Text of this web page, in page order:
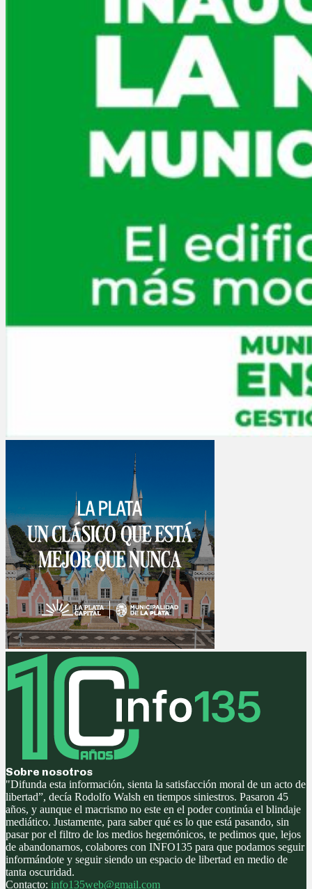
Sobre nosotros
"Difunda esta información, sienta la satisfacción moral de un acto de
libertad”, decía Rodolfo Walsh en tiempos siniestros. Pasaron 45
años, y aunque el macrismo no este en el poder continúa el blindaje
mediático. Justamente, para saber qué es lo que está pasando, sin
pasar por el filtro de los medios hegemónicos, te pedimos que, lejos
de abandonarnos, colabores con INFO135 para que podamos seguir
informándote y seguir siendo un espacio de libertad en medio de
tanta oscuridad.
Contacto: info135web@gmail.com